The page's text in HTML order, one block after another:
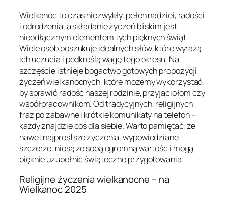
Wielkanoc to czas niezwykły, pełen nadziei, radości
i odrodzenia, a składanie życzeń bliskim jest
nieodłącznym elementem tych pięknych świąt.
Wiele osób poszukuje idealnych słów, które wyrażą
ich uczucia i podkreślą wagę tego okresu. Na
szczęście istnieje bogactwo gotowych propozycji
życzeń wielkanocnych, które możemy wykorzystać,
by sprawić radość naszej rodzinie, przyjaciołom czy
współpracownikom. Od tradycyjnych, religijnych
fraz po zabawne i krótkie komunikaty na telefon –
każdy znajdzie coś dla siebie. Warto pamiętać, że
nawet najprostsze życzenia, wypowiedziane
szczerze, niosą ze sobą ogromną wartość i mogą
pięknie uzupełnić świąteczne przygotowania.
Religijne życzenia wielkanocne – na
Wielkanoc 2025